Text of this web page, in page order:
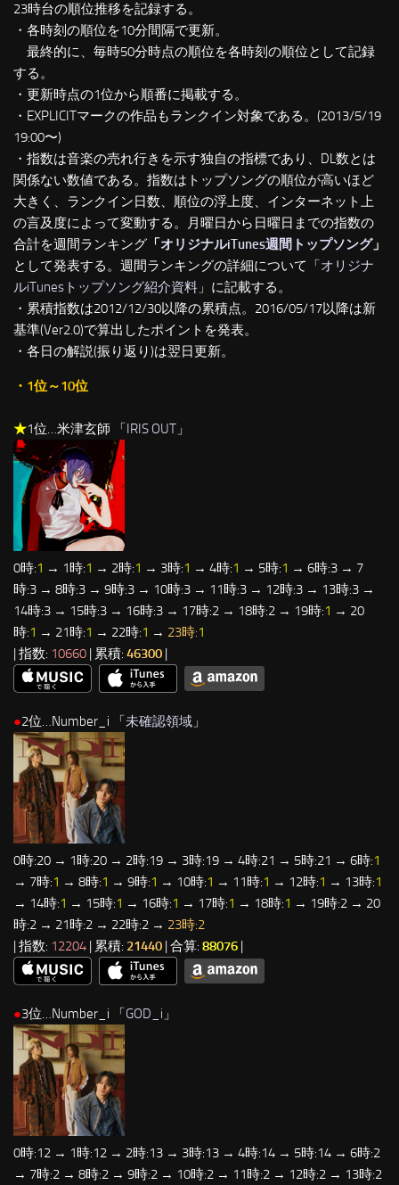
23時台の順位推移を記録する。
・各時刻の順位を10分間隔で更新。
最終的に、毎時50分時点の順位を各時刻の順位として記録
する。
・更新時点の1位から順番に掲載する。
・EXPLICITマークの作品もランクイン対象である。(2013/5/19
19:00〜)
・指数は音楽の売れ行きを示す独自の指標であり、DL数とは
関係ない数値である。指数はトップソングの順位が高いほど
大きく、ランクイン日数、順位の浮上度、インターネット上
の言及度によって変動する。月曜日から日曜日までの指数の
合計を週間ランキング 「オリジナルiTunes週間トップソング」
として発表する。週間ランキングの詳細について「オリジナ
ルiTunesトップソング紹介資料 」に記載する。
・累積指数は2012/12/30以降の累積点。2016/05/17以降は新
基準(Ver2.0)で算出したポイントを発表。
・各日の解説(振り返り)は翌日更新。
・1位～10位
★1位…米津玄師 「IRIS OUT 」
0時:1 → 1時:1 → 2時:1 → 3時:1 → 4時:1 → 5時:1 → 6時:3 → 7
時:3 → 8時:3 → 9時:3 → 10時:3 → 11時:3 → 12時:3 → 13時:3 →
14時:3 → 15時:3 → 16時:3 → 17時:2 → 18時:2 → 19時:1 → 20
時:1 → 21時:1 → 22時:1 → 23時:1
| 指数: 10660 | 累積: 46300 |
●2位…Number_i 「未確認領域 」
0時:20 → 1時:20 → 2時:19 → 3時:19 → 4時:21 → 5時:21 → 6時:1
→ 7時:1 → 8時:1 → 9時:1 → 10時:1 → 11時:1 → 12時:1 → 13時:1
→ 14時:1 → 15時:1 → 16時:1 → 17時:1 → 18時:1 → 19時:2 → 20
時:2 → 21時:2 → 22時:2 → 23時:2
| 指数: 12204 | 累積: 21440 | 合算: 88076 |
●3位…Number_i 「 GOD_i 」
0時:12 → 1時:12 → 2時:13 → 3時:13 → 4時:14 → 5時:14 → 6時:2
→ 7時:2 → 8時:2 → 9時:2 → 10時:2 → 11時:2 → 12時:2 → 13時:2